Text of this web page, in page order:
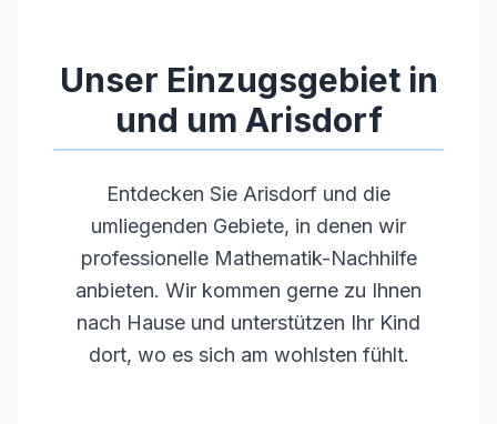
Unser Einzugsgebiet in
und um Arisdorf
Entdecken Sie Arisdorf und die
umliegenden Gebiete, in denen wir
professionelle Mathematik-Nachhilfe
anbieten. Wir kommen gerne zu Ihnen
nach Hause und unterstützen Ihr Kind
dort, wo es sich am wohlsten fühlt.